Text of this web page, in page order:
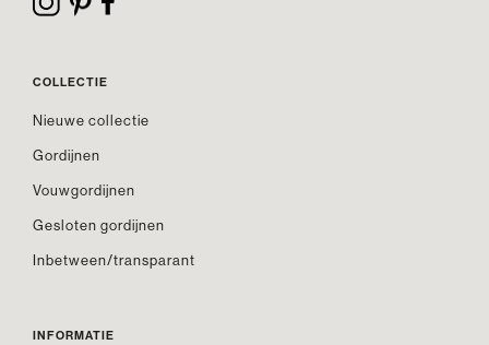
COLLECTIE
Nieuwe collectie
Gordijnen
Vouwgordijnen
Gesloten gordijnen
Inbetween/transparant
INFORMATIE